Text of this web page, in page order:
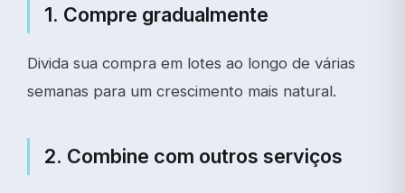
1. Compre gradualmente
Divida sua compra em lotes ao longo de várias
semanas para um crescimento mais natural.
2. Combine com outros serviços